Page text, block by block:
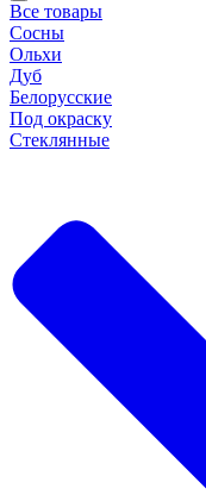
Все товары
Сосны
Ольхи
Дуб
Белорусские
Под окраску
Стеклянные